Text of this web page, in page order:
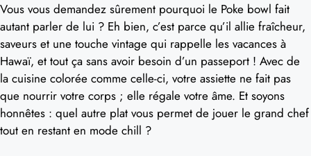
Vous vous demandez sûrement pourquoi le Poke bowl fait
autant parler de lui ? Eh bien, c’est parce qu’il allie fraîcheur,
saveurs et une touche vintage qui rappelle les vacances à
Hawaï, et tout ça sans avoir besoin d’un passeport ! Avec de
la cuisine colorée comme celle-ci, votre assiette ne fait pas
que nourrir votre corps ; elle régale votre âme. Et soyons
honnêtes : quel autre plat vous permet de jouer le grand chef
tout en restant en mode chill ?